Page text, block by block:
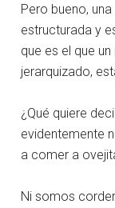
Pero bueno,
estructurada y
que es el que
jerarquizado,
¿Qué quiere
evidentemente
a comer a
Ni somos